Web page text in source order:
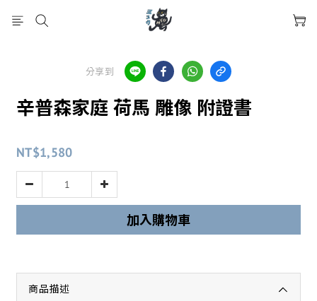
分享到
辛普森家庭 荷馬 雕像 附證書
NT$1,580
加入購物車
商品描述